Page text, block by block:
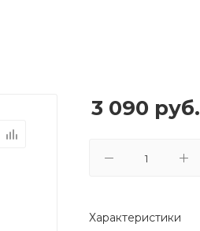
3 090 руб.
Характеристики